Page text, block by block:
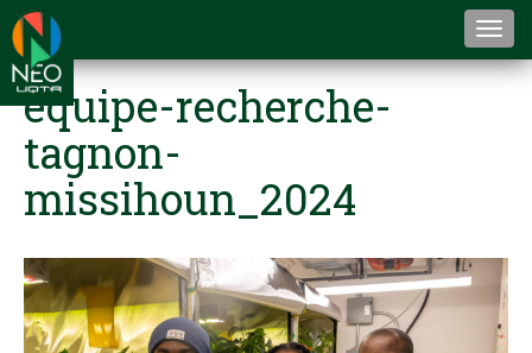
equipe-recherche-
tagnon-
missihoun_2024